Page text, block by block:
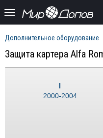
Дополнительное оборудование
Защита картера Alfa
2000-2004